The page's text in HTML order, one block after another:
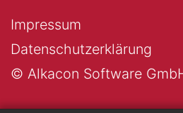
© Alkacon Software
Datenschutzerklärung
Impressum